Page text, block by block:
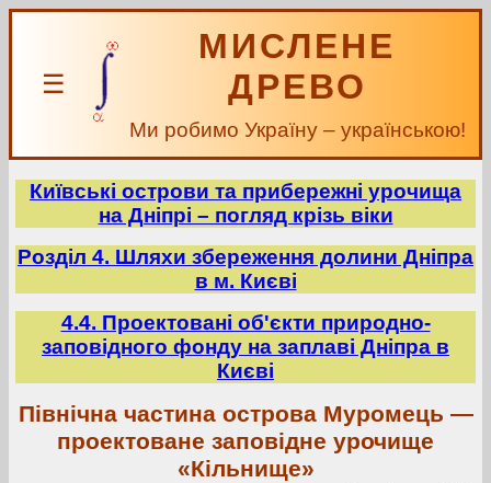
☰
МИСЛЕНЕ
ДРЕВО
Ми робимо Україну – українською!
Київські острови та прибережні урочища
на Дніпрі – погляд крізь віки
Розділ 4. Шляхи збереження долини Дніпра
в м. Києві
4.4. Проектовані об'єкти природно-
заповідного фонду на заплаві Дніпра в
Києві
Північна частина острова Муромець —
проектоване заповідне урочище
«Кільнище»